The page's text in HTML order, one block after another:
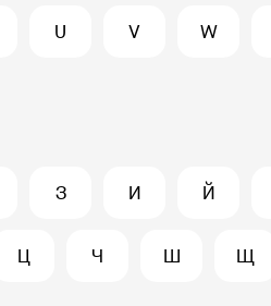
U V W
З И Й
Ц Ч Ш Щ